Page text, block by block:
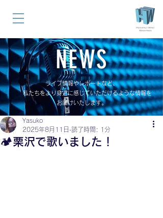
ライブ情報やレポートなど、
私たちをより身近に感じていただけるような情報を
お届けいたします。
NEWS
🏕️栗沢で歌いました！
Yasuko
2025年8月11日 読了時間: 1分